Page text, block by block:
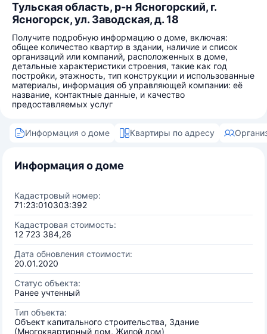
Тульская область, р-н Ясногорский, г.
Ясногорск, ул. Заводская, д. 18
Получите подробную информацию о доме, включая:
общее количество квартир в здании, наличие и список
организаций или компаний, расположенных в доме,
детальные характеристики строения, такие как год
постройки, этажность, тип конструкции и использованные
материалы, информация об управляющей компании: её
название, контактные данные, и качество
предоставляемых услуг
Информация о доме Квартиры по адресу
Информация о доме
Кадастровый номер:
71:23:010303:392
Кадастровая стоимость:
12 723 384,26
Дата обновления стоимости:
20.01.2020
Статус объекта:
Ранее учтенный
Тип объекта:
Объект капитального строительства, Здание
(Многоквартирный дом, Жилой дом)